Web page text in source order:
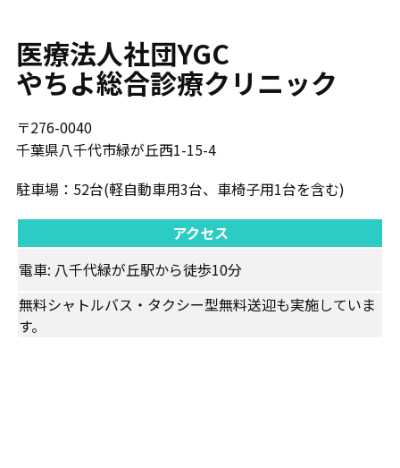
医療法人社団YGC
やちよ総合診療クリニック
〒276-0040
千葉県⼋千代市緑が丘⻄1-15-4
駐車場：​52台(軽自動車用3台、車椅子用1台を含む)
アクセス
電車: ​八千代緑が丘駅から徒歩10分
無料シャトルバス・タクシー型無料送迎も実施していま
す。